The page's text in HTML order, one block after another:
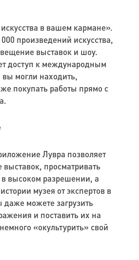
в вашем кармане».
произведений искусства,
выставок и шоу.
доступ к международным
вы могли находить,
покупать работы прямо с
Лувра позволяет
выставок, просматривать
высоком разрешении, а
музея от экспертов в
даже можете загрузить
и поставить их на
«окультурить» свой